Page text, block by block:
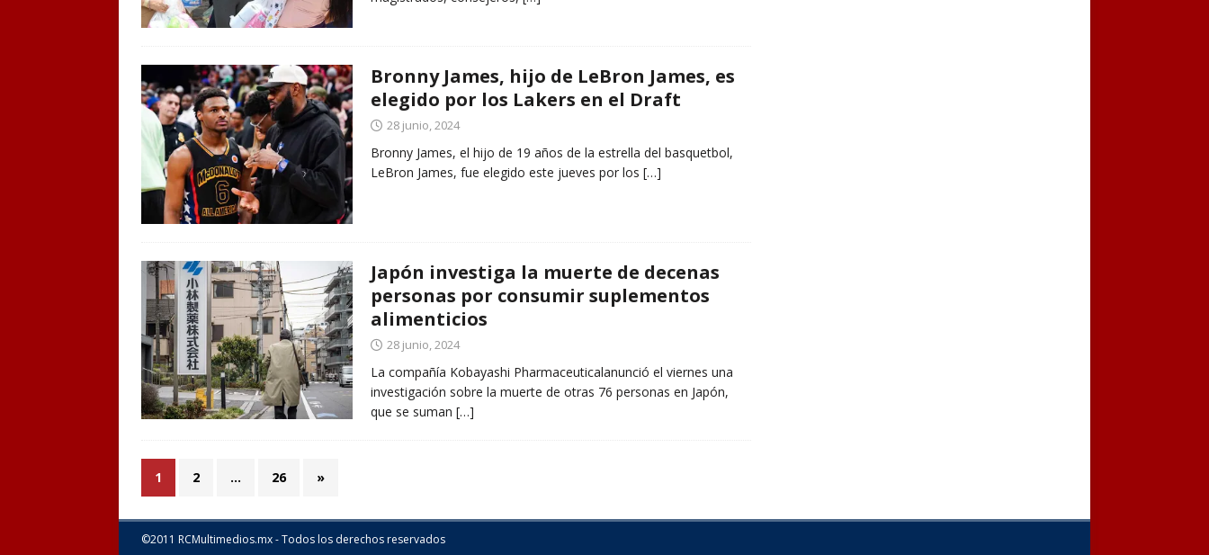
Bronny James, hijo de LeBron James, es
elegido por los Lakers en el Draft
28 junio, 2024
Bronny James, el hijo de 19 años de la estrella del basquetbol,
LeBron James, fue elegido este jueves por los […]
Japón investiga la muerte de decenas
personas por consumir suplementos
alimenticios
28 junio, 2024
La compañía Kobayashi Pharmaceuticalanunció el viernes una
investigación sobre la muerte de otras 76 personas en Japón,
que se suman […]
1 2 … 26 »
©2011 RCMultimedios.mx - Todos los derechos reservados